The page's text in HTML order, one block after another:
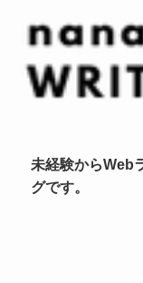
未経験からWeb
グです。